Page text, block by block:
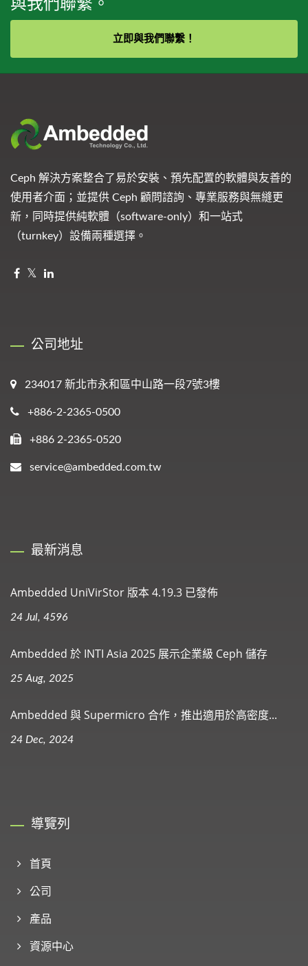
立即與我們聯繫！
Ceph 解決方案整合了易於安裝、預先配置的軟體與友善的
使用者介面；並提供 Ceph 顧問諮詢、專業服務與無縫更
新，同時提供純軟體（software-only）和一站式
（turnkey）設備兩種選擇。
公司地址
234017 新北市永和區中山路一段7號3樓
+886-2-2365-0500
+886 2-2365-0520
service@ambedded.com.tw
最新消息
Ambedded UniVirStor 版本 4.19.3 已發佈
24 Jul, 4596
Ambedded 於 INTI Asia 2025 展示企業級 Ceph 儲存
25 Aug, 2025
Ambedded 與 Supermicro 合作，推出適用於高密度...
24 Dec, 2024
導覽列
首頁
公司
產品
資源中心